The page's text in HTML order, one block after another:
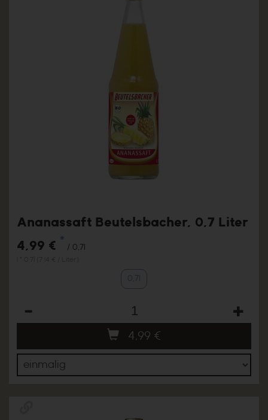
Ananassaft Beutelsbacher, 0,7 Liter
4,99 € *
/ 0,7l
0,7l
4,99 €